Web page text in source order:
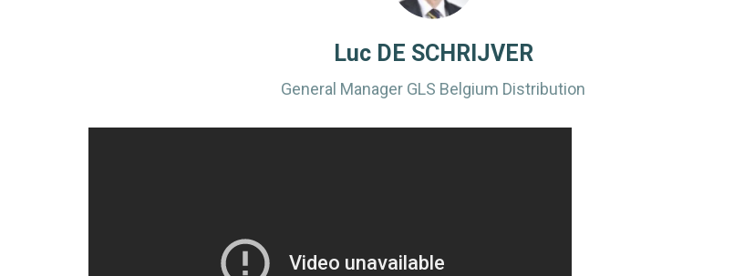
Luc DE SCHRIJVER
General Manager GLS Belgium Distribution